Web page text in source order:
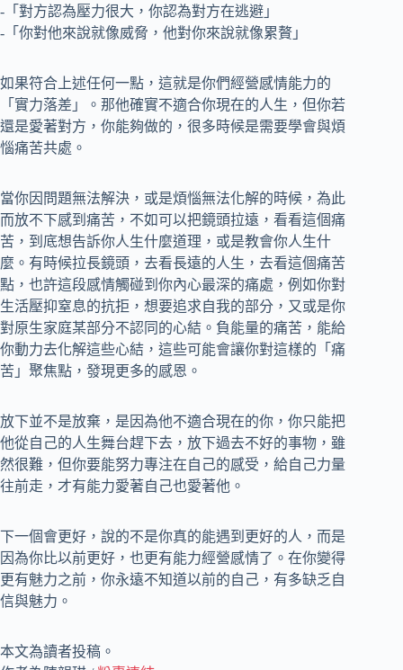
-「對方認為壓力很大，你認為對方在逃避」
-「你對他來說就像威脅，他對你來說就像累贅」
如果符合上述任何一點，這就是你們經營感情能力的
「實力落差」。那他確實不適合你現在的人生，但你若
還是愛著對方，你能夠做的，很多時候是需要學會與煩
惱痛苦共處。
當你因問題無法解決，或是煩惱無法化解的時候，為此
而放不下感到痛苦，不如可以把鏡頭拉遠，看看這個痛
苦，到底想告訴你人生什麼道理，或是教會你人生什
麼。有時候拉長鏡頭，去看長遠的人生，去看這個痛苦
點，也許這段感情觸碰到你內心最深的痛處，例如你對
生活壓抑窒息的抗拒，想要追求自我的部分，又或是你
對原生家庭某部分不認同的心結。負能量的痛苦，能給
你動力去化解這些心結，這些可能會讓你對這樣的「痛
苦」聚焦點，發現更多的感恩。
放下並不是放棄，是因為他不適合現在的你，你只能把
他從自己的人生舞台趕下去，放下過去不好的事物，雖
然很難，但你要能努力專注在自己的感受，給自己力量
往前走，才有能力愛著自己也愛著他。
下一個會更好，說的不是你真的能遇到更好的人，而是
因為你比以前更好，也更有能力經營感情了。在你變得
更有魅力之前，你永遠不知道以前的自己，有多缺乏自
信與魅力。
本文為讀者投稿。